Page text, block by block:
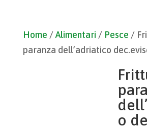
Home /Alimentari / Pesce /
paranza dell’adriatico
o